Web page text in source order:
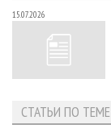
15.07.2026
СТАТЬИ ПО ТЕМЕ